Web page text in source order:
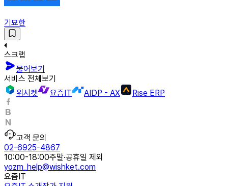
기묘한
스크랩
물어보기
서비스 전체보기
위시켓
요즘IT AIDP - AX Rise ERP
고객 문의
02-6925-4867
10:00-18:00주말·공휴일 제외
yozm_help@wishket.com
요즘IT